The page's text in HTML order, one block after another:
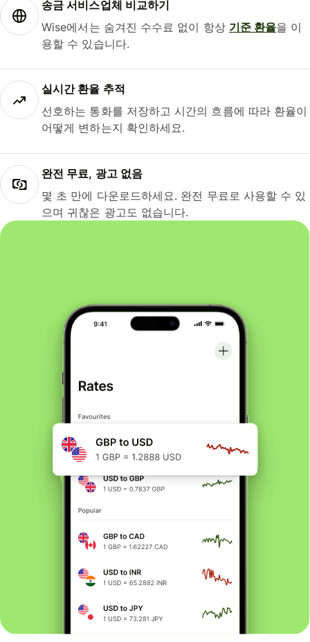
송금 서비스업체 비교하기
Wise에서는 숨겨진 수수료 없이 항상 기준 환율을 이
용할 수 있습니다.
실시간 환율 추적
선호하는 통화를 저장하고 시간의 흐름에 따라 환율이
어떻게 변하는지 확인하세요.
완전 무료, 광고 없음
몇 초 만에 다운로드하세요. 완전 무료로 사용할 수 있
으며 귀찮은 광고도 없습니다.